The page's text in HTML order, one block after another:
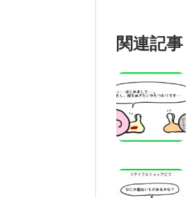
関連記事